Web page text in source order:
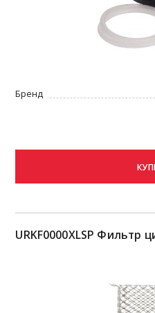
Бренд
URKF0000XLSP Фильтр